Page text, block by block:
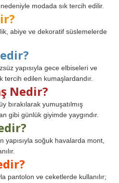
modada sık tercih edilir.
abiye ve dekoratif süslemelerde
yapısıyla gece elbiseleri ve
tercih edilen kumaşlardandır.
Nedir?
bırakılarak yumuşatılmış
gibi günlük giyimde yaygındır.
yapısıyla soğuk havalarda mont,
pantolon ve ceketlerde kullanılır;